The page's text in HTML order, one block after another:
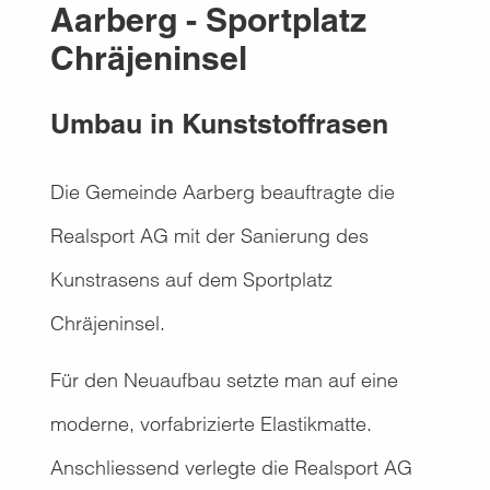
Aarberg - Sportplatz
Chräjeninsel
Umbau in Kunststoffrasen
Die Gemeinde Aarberg beauftragte die
Realsport AG mit der Sanierung des
Kunstrasens auf dem Sportplatz
Chräjeninsel.
Für den Neuaufbau setzte man auf eine
moderne, vorfabrizierte Elastikmatte.
Anschliessend verlegte die Realsport AG